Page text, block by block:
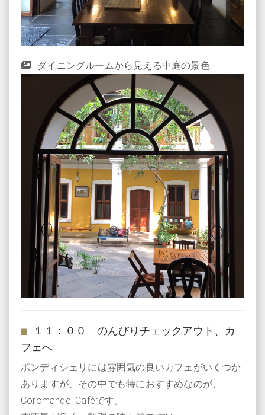
ダイニングルームから見える中庭の景色
１１：００ のんびりチェックアウト、カ
フェへ
ポンディシェリには雰囲気の良いカフェがいくつか
ありますが、その中でも特におすすめなのが、
Coromandel Caféです。